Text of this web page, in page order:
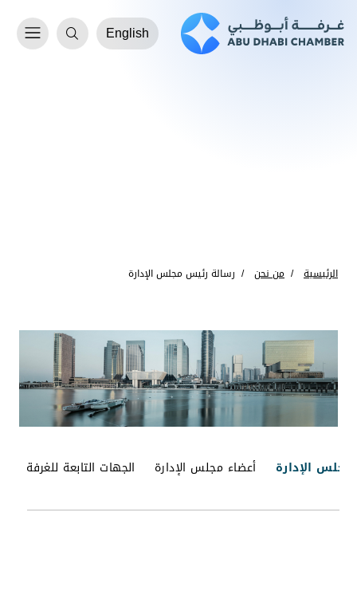
English
الرئيسية من نحن رسالة رئيس مجلس الإدارة
الإدارة أعضاء مجلس الإدارة الجهات التابعة للغرفة